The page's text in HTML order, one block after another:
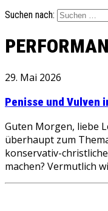
Suchen nach:
29. Mai 2026
Penisse und Vulven
Guten Morgen, liebe
überhaupt zum
konservativ-
machen? Vermutlich